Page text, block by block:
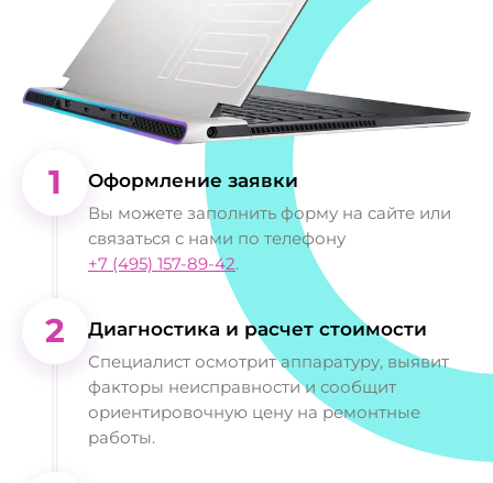
1 Оформление заявки
Вы можете заполнить форму на сайте или
связаться с нами по телефону
+7 (495) 157-89-42.
2 Диагностика и расчет стоимости
Специалист осмотрит аппаратуру, выявит
факторы неисправности и сообщит
ориентировочную цену на ремонтные
работы.